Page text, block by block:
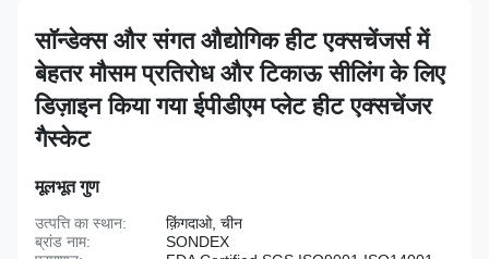
सॉन्डेक्स और संगत औद्योगिक हीट एक्सचेंजर्स में
बेहतर मौसम प्रतिरोध और टिकाऊ सीलिंग के लिए
डिज़ाइन किया गया ईपीडीएम प्लेट हीट एक्सचेंजर
गैस्केट
मूलभूत गुण
उत्पत्ति का स्थान:
क़िंगदाओ, चीन
ब्रांड नाम:
SONDEX